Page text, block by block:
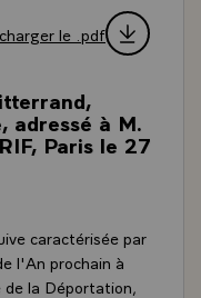
le .pdf
adressé à M.
Paris le 27
caractérisée par
l'An prochain à
de la Déportation,